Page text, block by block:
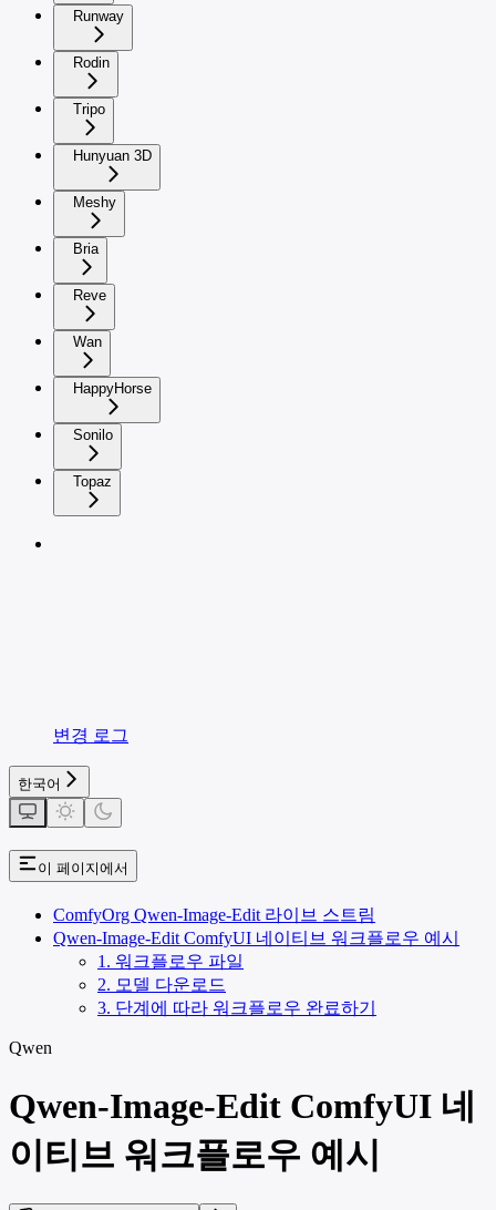
Runway
Rodin
Tripo
Hunyuan 3D
Meshy
Bria
Reve
Wan
HappyHorse
Sonilo
Topaz
변경 로그
한국어
이 페이지에서
ComfyOrg Qwen-Image-Edit 라이브 스트림
Qwen-Image-Edit ComfyUI 네이티브 워크플로우 예시
1. 워크플로우 파일
2. 모델 다운로드
3. 단계에 따라 워크플로우 완료하기
Qwen
Qwen-Image-Edit ComfyUI 네
이티브 워크플로우 예시